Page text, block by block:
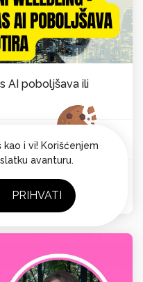
AI poboljšava ili
i vi! Korišćenjem
avanturu.
PRIHVATI